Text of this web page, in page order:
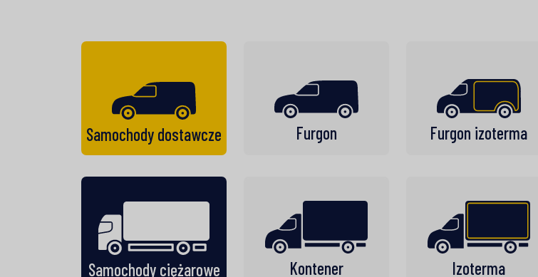
Samochody dostawcze
Samochody ciężarowe
Furgon Furgon izoterma
Kontener Izoterma